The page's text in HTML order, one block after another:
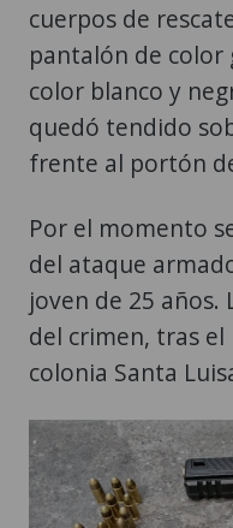
cuerpos de
pantalón de color
color blanco y
quedó tendido
frente al portón
Por el momento
del ataque
joven de 25 años.
del crimen, tras
colonia Santa